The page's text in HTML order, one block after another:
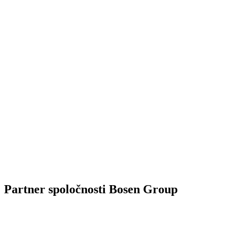
Partner spoločnosti Bosen Group